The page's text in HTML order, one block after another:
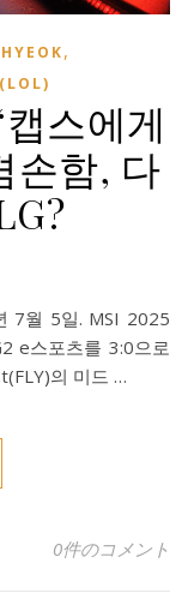
,
캡스에게
손함, 다
e스포츠를 3:0으로
의 미드 …
0件のコメント